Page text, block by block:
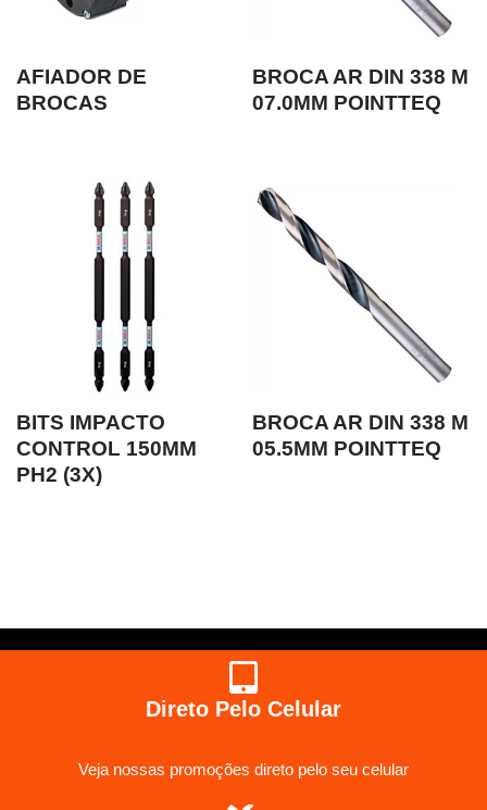
AFIADOR DE
BROCAS
BROCA AR DIN 338 M
07.0MM POINTTEQ
BITS IMPACTO
CONTROL 150MM
PH2 (3X)
BROCA AR DIN 338 M
05.5MM POINTTEQ
Direto Pelo Celular
Veja nossas promoções direto pelo seu celular